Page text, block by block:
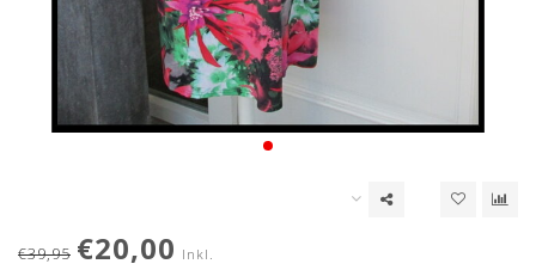
€39,95 €20,00 Inkl.